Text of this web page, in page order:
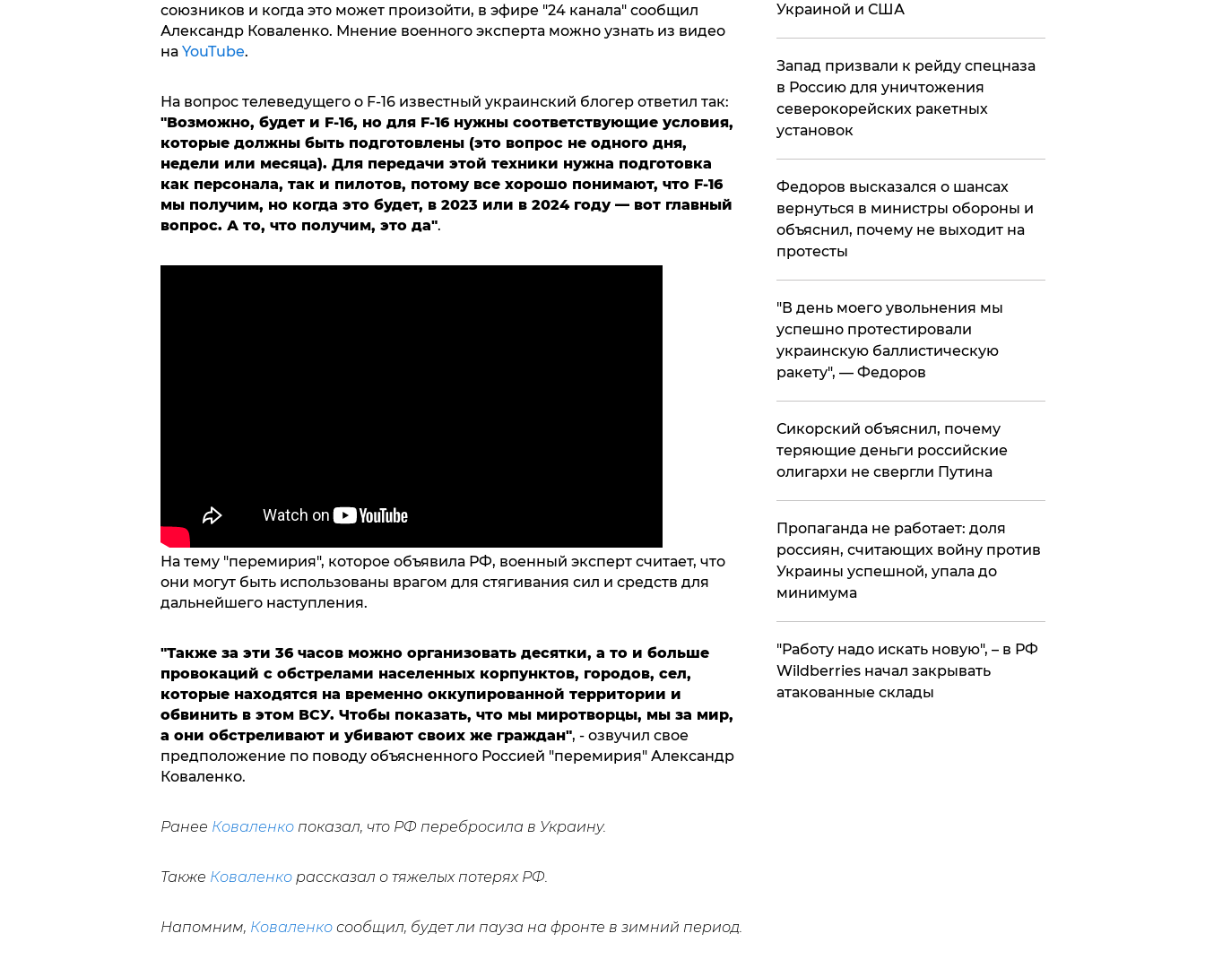
союзников и когда это может произойти, в эфире "24 канала" сообщил
Александр Коваленко. Мнение военного эксперта можно узнать из видео
на YouTube.
На вопрос телеведущего о F-16 известный украинский блогер ответил так:
"Возможно, будет и F-16, но для F-16 нужны соответствующие условия,
которые должны быть подготовлены (это вопрос не одного дня,
недели или месяца). Для передачи этой техники нужна подготовка
как персонала, так и пилотов, потому все хорошо понимают, что F-16
мы получим, но когда это будет, в 2023 или в 2024 году — вот главный
вопрос. А то, что получим, это да".
На тему "перемирия", которое объявила РФ, военный эксперт считает, что
они могут быть использованы врагом для стягивания сил и средств для
дальнейшего наступления.
"Также за эти 36 часов можно организовать десятки, а то и больше
провокаций с обстрелами населенных корпунктов, городов, сел,
которые находятся на временно оккупированной территории и
обвинить в этом ВСУ. Чтобы показать, что мы миротворцы, мы за мир,
а они обстреливают и убивают своих же граждан", - озвучил свое
предположение по поводу объясненного Россией "перемирия" Александр
Коваленко.
Ранее Коваленкопоказал, что РФ перебросила в Украину.
Также Коваленкорассказал о тяжелых потерях РФ.
Напомним, Коваленкосообщил, будет ли пауза на фронте в зимний период.
Украиной и США
Запад призвали к рейду спецназа
в Россию для уничтожения
северокорейских ракетных
установок
Федоров высказался о шансах
вернуться в министры обороны и
объяснил, почему не выходит на
протесты
​"В день моего увольнения мы
успешно протестировали
украинскую баллистическую
ракету", — Федоров
Сикорский объяснил, почему
теряющие деньги российские
олигархи не свергли Путина
​Пропаганда не работает: доля
россиян, считающих войну против
Украины успешной, упала до
минимума
"Работу надо искать новую", – в РФ
Wildberries начал закрывать
атакованные склады